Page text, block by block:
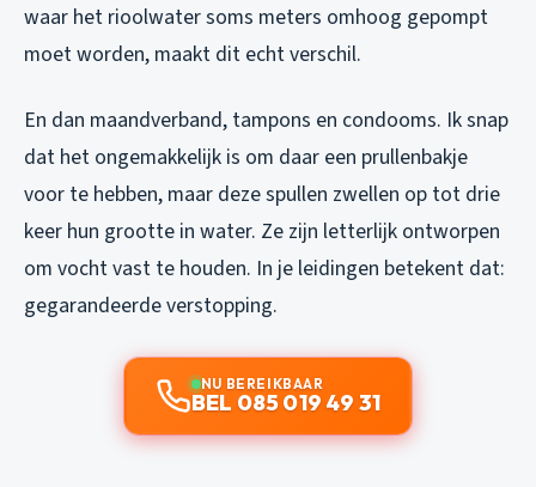
waar het rioolwater soms meters omhoog gepompt
moet worden, maakt dit echt verschil.
En dan maandverband, tampons en condooms. Ik snap
dat het ongemakkelijk is om daar een prullenbakje
voor te hebben, maar deze spullen zwellen op tot drie
keer hun grootte in water. Ze zijn letterlijk ontworpen
om vocht vast te houden. In je leidingen betekent dat:
gegarandeerde verstopping.
NU BEREIKBAAR
BEL 085 019 49 31